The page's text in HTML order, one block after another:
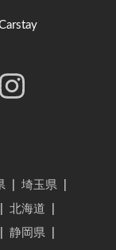
埼玉県
北海道
静岡県